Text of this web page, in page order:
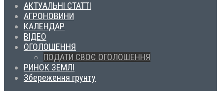
АКТУАЛЬНІ СТАТТІ
АГРОНОВИНИ
КАЛЕНДАР
ВІДЕО
ОГОЛОШЕННЯ
ПОДАТИ СВОЄ ОГОЛОШЕННЯ
РИНОК ЗЕМЛІ
Збереження грунту